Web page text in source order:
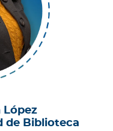
López
de Biblioteca